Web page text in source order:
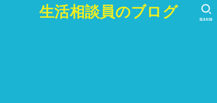
生活相談員のブログ SEARCH